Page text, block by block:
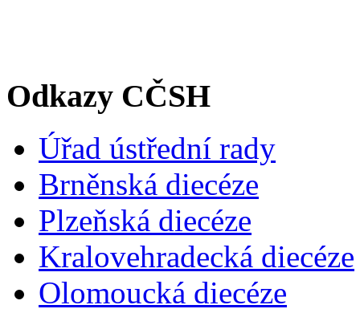
Odkazy CČSH
Úřad ústřední rady
Brněnská diecéze
Plzeňská diecéze
Kralovehradecká diecéze
Olomoucká diecéze